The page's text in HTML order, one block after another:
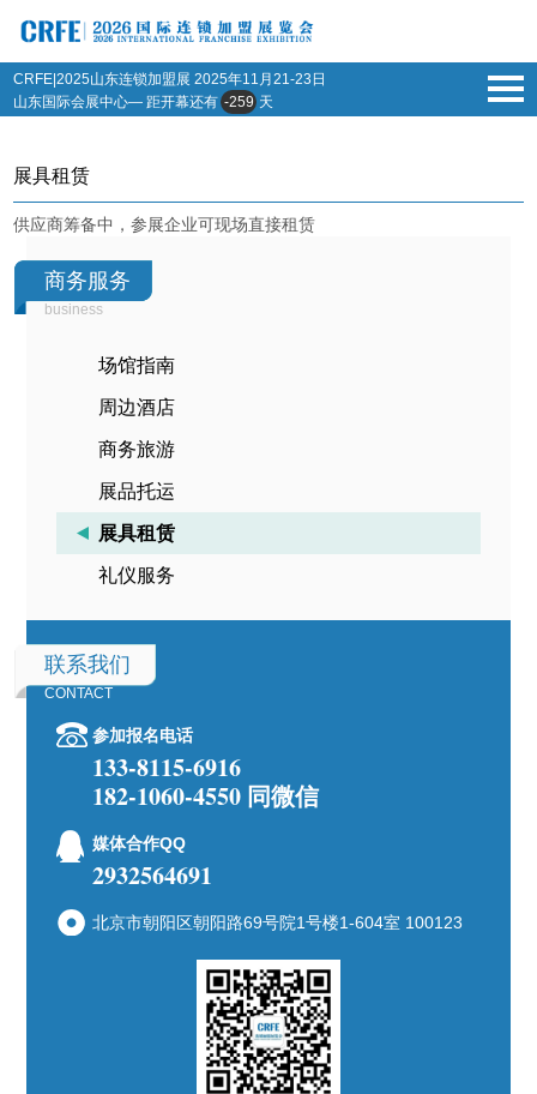
CRFE|2025山东连锁加盟展2025年11月21-23日
山东国际会展中心— 距开幕还有 -259 天
展具租赁
供应商筹备中，参展企业可现场直接租赁
商务服务
business
场馆指南
周边酒店
商务旅游
展品托运
展具租赁
礼仪服务
联系我们
CONTACT
参加报名电话
133-8115-6916
182-1060-4550 同微信
媒体合作QQ
2932564691
北京市朝阳区朝阳路69号院1号楼1-604室 100123